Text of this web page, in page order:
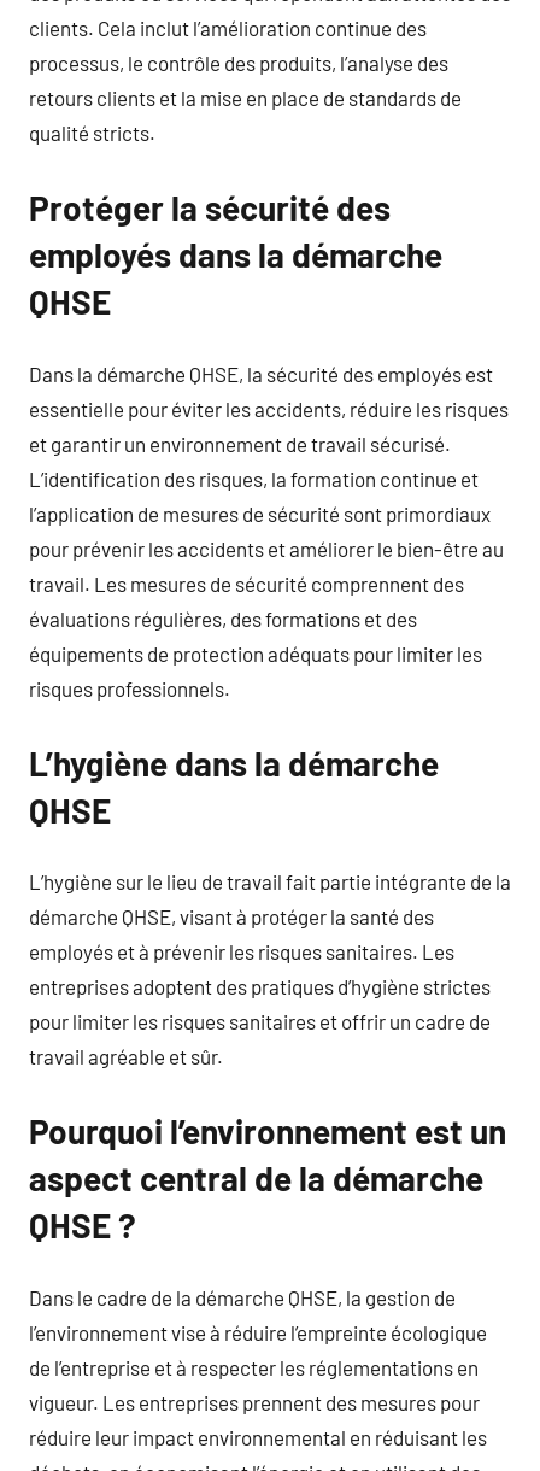
clients. Cela inclut l’amélioration continue des
processus, le contrôle des produits, l’analyse des
retours clients et la mise en place de standards de
qualité stricts.
Protéger la sécurité des
employés dans la démarche
QHSE
Dans la démarche QHSE, la sécurité des employés est
essentielle pour éviter les accidents, réduire les risques
et garantir un environnement de travail sécurisé.
L’identification des risques, la formation continue et
l’application de mesures de sécurité sont primordiaux
pour prévenir les accidents et améliorer le bien-être au
travail. Les mesures de sécurité comprennent des
évaluations régulières, des formations et des
équipements de protection adéquats pour limiter les
risques professionnels.
L’hygiène dans la démarche
QHSE
L’hygiène sur le lieu de travail fait partie intégrante de la
démarche QHSE, visant à protéger la santé des
employés et à prévenir les risques sanitaires. Les
entreprises adoptent des pratiques d’hygiène strictes
pour limiter les risques sanitaires et offrir un cadre de
travail agréable et sûr.
Pourquoi l’environnement est un
aspect central de la démarche
QHSE ?
Dans le cadre de la démarche QHSE, la gestion de
l’environnement vise à réduire l’empreinte écologique
de l’entreprise et à respecter les réglementations en
vigueur. Les entreprises prennent des mesures pour
réduire leur impact environnemental en réduisant les